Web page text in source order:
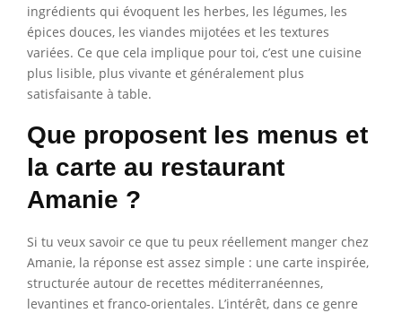
ingrédients qui évoquent les herbes, les légumes, les
épices douces, les viandes mijotées et les textures
variées. Ce que cela implique pour toi, c’est une cuisine
plus lisible, plus vivante et généralement plus
satisfaisante à table.
Que proposent les menus et
la carte au restaurant
Amanie ?
Si tu veux savoir ce que tu peux réellement manger chez
Amanie, la réponse est assez simple : une carte inspirée,
structurée autour de recettes méditerranéennes,
levantines et franco-orientales. L’intérêt, dans ce genre